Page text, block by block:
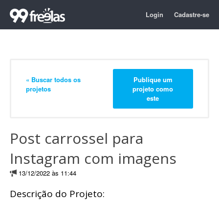
Login Cadastre-se
« Buscar todos os
projetos
Publique um
projeto como
este
Post carrossel para
Instagram com imagens
13/12/2022 às 11:44
Descrição do Projeto: